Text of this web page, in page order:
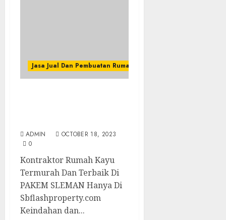
Jasa Jual Dan Pembuatan Rumah Kayu
ADMIN
OCTOBER 18, 2023
0
Kontraktor Rumah Kayu
Termurah Dan Terbaik Di
PAKEM SLEMAN Hanya Di
Sbflashproperty.com
Keindahan dan...